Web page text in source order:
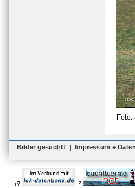
Foto:
Bilder gesucht! | Impressum +